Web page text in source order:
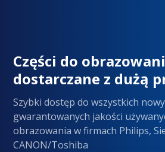
Części do
dostarczane z dużą
Szybki dostęp do wszystkich
gwarantowanych jakości
obrazowania w firmach Philips,
CANON/Toshiba